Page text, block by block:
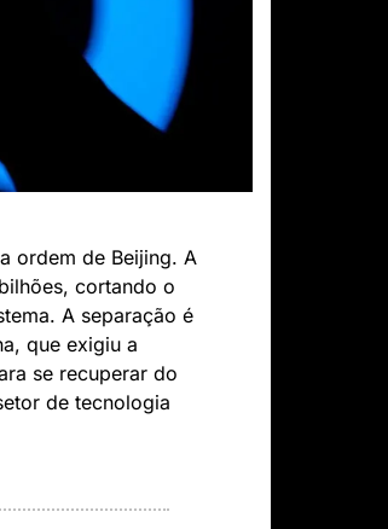
ordem de Beijing. A
cortando o
A separação é
que exigiu a
se recuperar do
de tecnologia